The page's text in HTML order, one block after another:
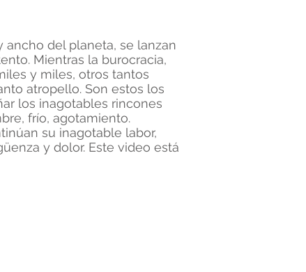
ancho del planeta, se lanzan
Mientras la burocracia,
y miles, otros tantos
atropello. Son estos los
los inagotables rincones
frío, agotamiento.
su inagotable labor,
y dolor. Este video está